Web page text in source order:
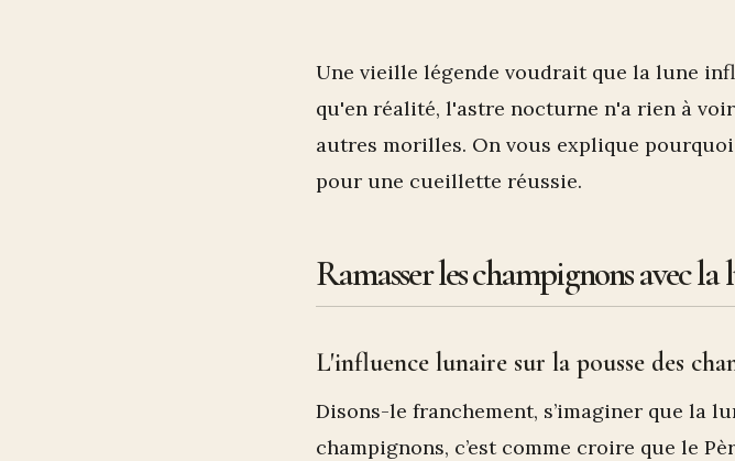
Une vieille légende voudrait que la lune
qu'en réalité, l'astre nocturne n'a rien à
autres morilles. On vous explique
pour une cueillette réussie.
Ramasser les champignons avec
L'influence lunaire sur la pousse des
Disons-le franchement, s’imaginer que la
champignons, c’est comme croire que le